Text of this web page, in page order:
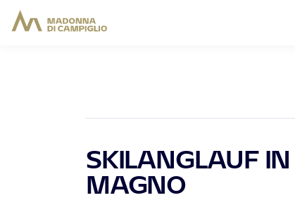
SKILANGLAUF
MAGNO